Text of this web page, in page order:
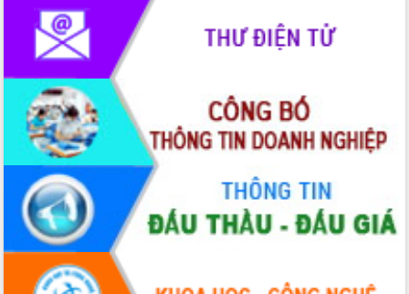
Hội thảo góp ý hồ sơ điều chỉnh quy
hoạch tỉnh Đắk Lắk thời kỳ 2021-2030,
tầm nhìn đến năm 2050
Nâng cao hiệu quả hoạt động của các
doanh nghiệp nhà nước
Hội nghị triển khai kết nối mạng
truyền số liệu chuyên dùng phục vụ cơ
quan Đảng, Nhà nước
Lễ phát động chuỗi hoạt động chung
tay làm sạch môi trường
Xã Ea Kar bước chuyển mình trong
công tác cải cách hành chính mô hình
mới
UBND tỉnh họp báo định kỳ tháng 4
năm 2026